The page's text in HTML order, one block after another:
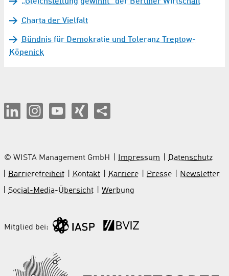
Charta der Vielfalt
Bündnis für Demokratie und Toleranz Treptow-
Köpenick
© WISTA Management GmbH Impressum
Datenschutz
Barrierefreiheit
Kontakt Karriere Presse
Newsletter
Social-Media-Übersicht
Werbung
Mitglied bei: